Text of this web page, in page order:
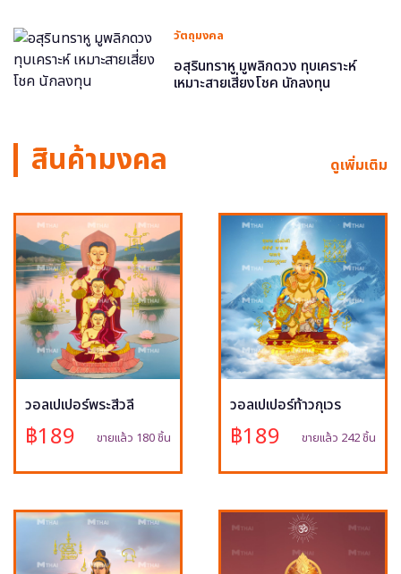
วัตถุมงคล
อสุรินทราหู มูพลิกดวง ทุบเคราะห์
เหมาะสายเสี่ยงโชค นักลงทุน
สินค้ามงคล ดูเพิ่มเติม
วอลเปเปอร์พระสีวลี
฿189 ขายแล้ว 180 ชิ้น
วอลเปเปอร์ท้าวกุเวร
฿189 ขายแล้ว 242 ชิ้น